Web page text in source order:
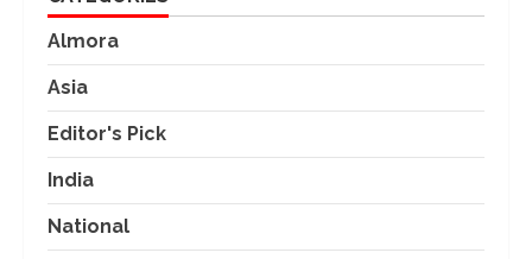
Almora
Asia
Editor's Pick
India
National